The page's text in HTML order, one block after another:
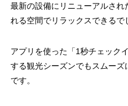
最新の設備にリニューアルさ
れる空間でリラックスできるで
アプリを使った「1秒チェック
する観光シーズンでもスムーズ
です。